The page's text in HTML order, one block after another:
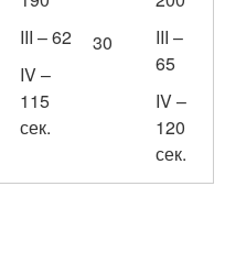
III – 62
IV –
115
сек.
30
III –
65
IV –
120
сек.